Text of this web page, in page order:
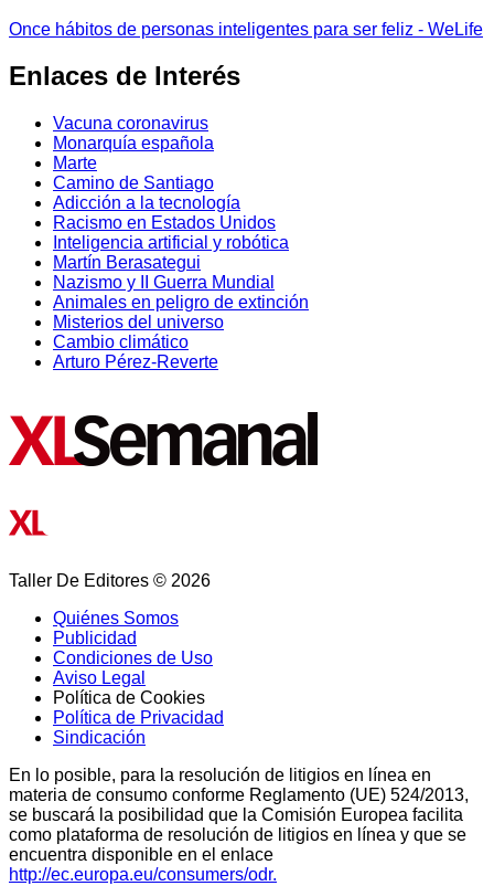
Once hábitos de personas inteligentes para ser feliz - WeLife
Enlaces de Interés
Vacuna coronavirus
Monarquía española
Marte
Camino de Santiago
Adicción a la tecnología
Racismo en Estados Unidos
Inteligencia artificial y robótica
Martín Berasategui
Nazismo y II Guerra Mundial
Animales en peligro de extinción
Misterios del universo
Cambio climático
Arturo Pérez-Reverte
Taller De Editores © 2026
Quiénes Somos
Publicidad
Condiciones de Uso
Aviso Legal
Política de Cookies
Política de Privacidad
Sindicación
En lo posible, para la resolución de litigios en línea en
materia de consumo conforme Reglamento (UE) 524/2013,
se buscará la posibilidad que la Comisión Europea facilita
como plataforma de resolución de litigios en línea y que se
encuentra disponible en el enlace
http://ec.europa.eu/consumers/odr.